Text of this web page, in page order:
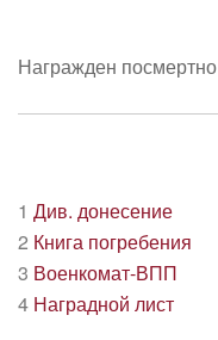
Награжден посмертно
1 Див. донесение
2 Книга погребения
3 Военкомат-ВПП
4 Наградной лист